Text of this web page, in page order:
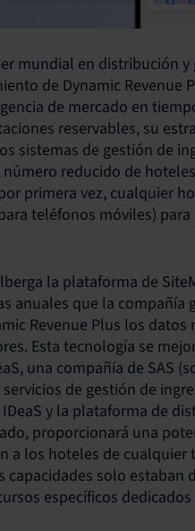
mundial en distribución y
de Dynamic Revenue
de mercado en
reservables, su
sistemas de gestión de
reducido de
primera vez, cualquier
teléfonos móviles) para
la plataforma de
anuales que la compañía
Revenue Plus los datos
Esta tecnología se
una compañía de SAS
de gestión de
y la plataforma de
proporcionará una
a los hoteles de
capacidades solo estaban
específicos